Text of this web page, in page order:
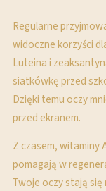
Regularne
widoczne korzyści
Luteina i
siatkówkę przed
Dzięki temu oczy
przed ekranem.
Z czasem, witaminy
pomagają w
Twoje oczy stają